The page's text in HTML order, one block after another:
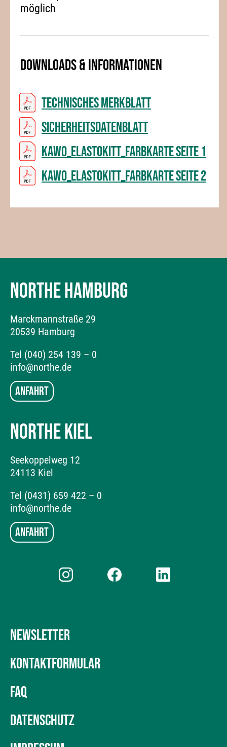
möglich
Downloads & Informationen
Technisches Merkblatt
Sicherheitsdatenblatt
KAWO_Elastokitt_Farbkarte Seite 1
KAWO_Elastokitt_Farbkarte Seite 2
NORTHE HAMBURG
Marckmannstraße 29
20539 Hamburg
Tel (040) 254 139 – 0
info@northe.de
Anfahrt
NORTHE KIEL
Seekoppelweg 12
24113 Kiel
Tel (0431) 659 422 – 0
info@northe.de
Anfahrt
NEWSLETTER
KONTAKTFORMULAR
FAQ
DATENSCHUTZ